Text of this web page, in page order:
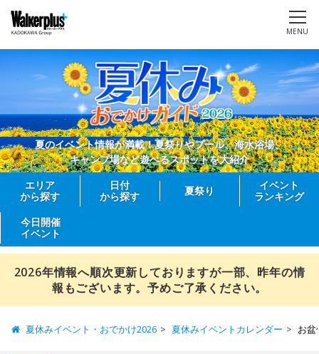
MENU
夏のイベント情報が満載！夏祭りやプール、海水浴場、
キャンプ場など遊べるスポットを大紹介
エリア
から探す
日付
から探す
夏祭り
イベント
ランキング
今日開催
イベント
2026年情報へ順次更新しておりますが一部、昨年の情
報もございます。予めご了承ください。
夏休みイベント・おでかけ2026 夏休みイベントカレンダー お盆